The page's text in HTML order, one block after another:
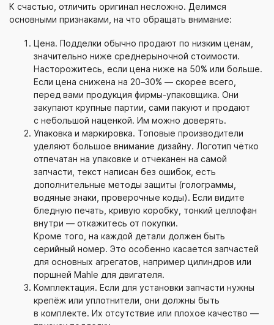
К счастью, отличить оригинал несложно. Делимся
основными признаками, на что обращать внимание:
Цена. Подделки обычно продают по низким ценам,
значительно ниже среднерыночной стоимости.
Насторожитесь, если цена ниже на 50% или больше.
Если цена снижена на 20–30% — скорее всего,
перед вами продукция фирмы-упаковщика. Они
закупают крупные партии, сами пакуют и продают
с небольшой наценкой. Им можно доверять.
Упаковка и маркировка. Топовые производители
уделяют большое внимание дизайну. Логотип чётко
отпечатан на упаковке и отчеканен на самой
запчасти, текст написан без ошибок, есть
дополнительные методы защиты (голограммы,
водяные знаки, проверочные коды). Если видите
бледную печать, кривую коробку, тонкий целлофан
внутри — откажитесь от покупки.
Кроме того, на каждой детали должен быть
серийный номер. Это особенно касается запчастей
для основных агрегатов, например цилиндров или
поршней Mahle для двигателя.
Комплектация. Если для установки запчасти нужны
крепёж или уплотнители, они должны быть
в комплекте. Их отсутствие или плохое качество —